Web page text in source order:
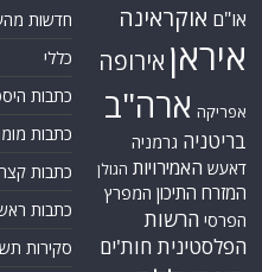
או"ם אוקראינה
איראן אירופה
אפריקה ארה"ב
בריטניה גרמניה
דאעש האמירויות הגולן
המזרח התיכון המפרץ
הפרסי הרשות
הפלסטינית חות'ים
חדשות
כללי
כתבות
כתבות
כתבות
כתבות
סקירות